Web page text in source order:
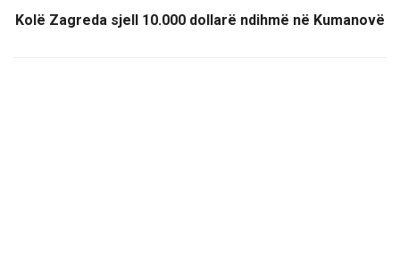
Kolë Zagreda sjell 10.000 dollarë ndihmë në Kumanovë